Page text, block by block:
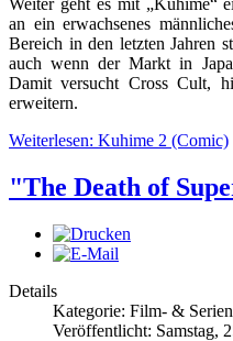
Weiter geht es mit „Kuhime“
an ein erwachsenes
Bereich in den letzten Jahren
auch wenn der Markt in
Damit versucht Cross Cult,
erweitern.
Weiterlesen: Kuhime 2 (Comic)
"The Death of
Details
Kategorie: Film- &
Veröffentlicht: Samstag,